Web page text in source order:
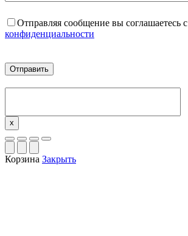
Отправляя сообщение вы соглашаетесь с
конфиденциальности
x
Корзина Закрыть